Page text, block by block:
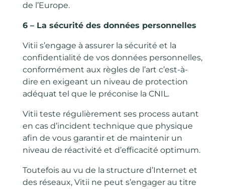
de l’Europe.
6 – La sécurité des données personnelles
Vitii s’engage à assurer la sécurité et la
confidentialité de vos données personnelles,
conformément aux règles de l’art c’est-à-
dire en exigeant un niveau de protection
adéquat tel que le préconise la CNIL.
Vitii teste régulièrement ses process autant
en cas d’incident technique que physique
afin de vous garantir et de maintenir un
niveau de réactivité et d’efficacité optimum.
Toutefois au vu de la structure d’Internet et
des réseaux, Vitii ne peut s’engager au titre